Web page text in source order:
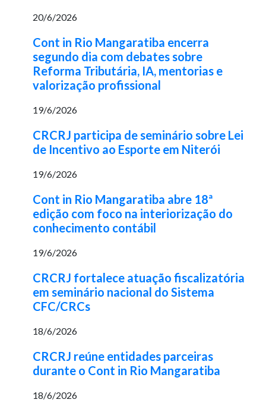
20/6/2026
Cont in Rio Mangaratiba encerra
segundo dia com debates sobre
Reforma Tributária, IA, mentorias e
valorização profissional
19/6/2026
CRCRJ participa de seminário sobre Lei
de Incentivo ao Esporte em Niterói
19/6/2026
Cont in Rio Mangaratiba abre 18ª
edição com foco na interiorização do
conhecimento contábil
19/6/2026
CRCRJ fortalece atuação fiscalizatória
em seminário nacional do Sistema
CFC/CRCs
18/6/2026
CRCRJ reúne entidades parceiras
durante o Cont in Rio Mangaratiba
18/6/2026